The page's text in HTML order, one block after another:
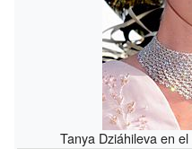
Tanya Dziáhileva en el